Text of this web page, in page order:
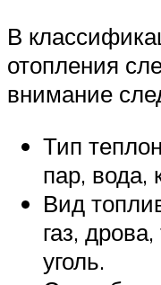
В
отопления
внимание
Тип
пар, вода,
Вид
газ,
уголь.